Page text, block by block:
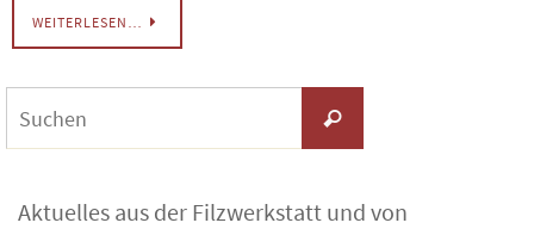
WEITERLESEN…
Suchen
Aktuelles aus der Filzwerkstatt und von